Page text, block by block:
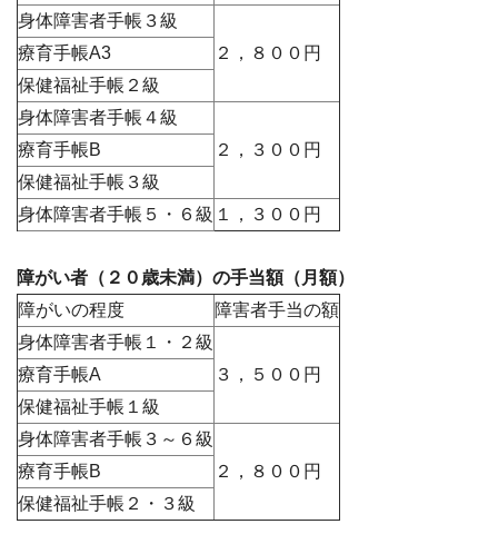
身体障害者手帳３級
２，８００円
療育手帳A3
保健福祉手帳２級
身体障害者手帳４級
２，３００円
療育手帳B
保健福祉手帳３級
身体障害者手帳５・６級 １，３００円
障がい者（２０歳未満）の手当額（月額）
障がいの程度
障害者手当の額
身体障害者手帳１・２級
３，５００円
療育手帳A
保健福祉手帳１級
身体障害者手帳３～６級
２，８００円
療育手帳B
保健福祉手帳２・３級